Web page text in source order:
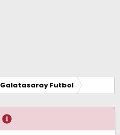
Galatasaray Futbol